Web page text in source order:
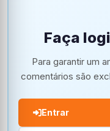
Faça
Para garantir um
comentários são
Entrar